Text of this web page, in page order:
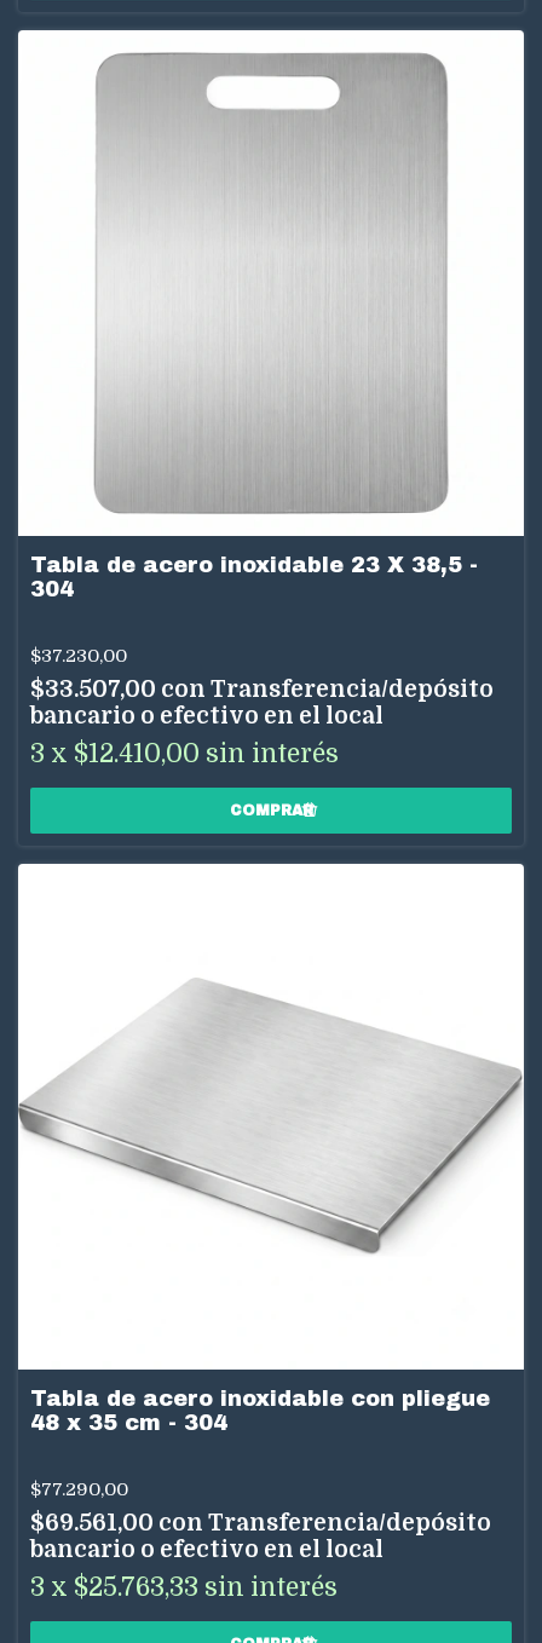
Tabla de acero inoxidable 23 X 38,5 -
304
$37.230,00
$33.507,00 con Transferencia/depósito
bancario o efectivo en el local
3 x $12.410,00 sin interés
Tabla de acero inoxidable con pliegue
48 x 35 cm - 304
$77.290,00
$69.561,00 con Transferencia/depósito
bancario o efectivo en el local
3 x $25.763,33 sin interés